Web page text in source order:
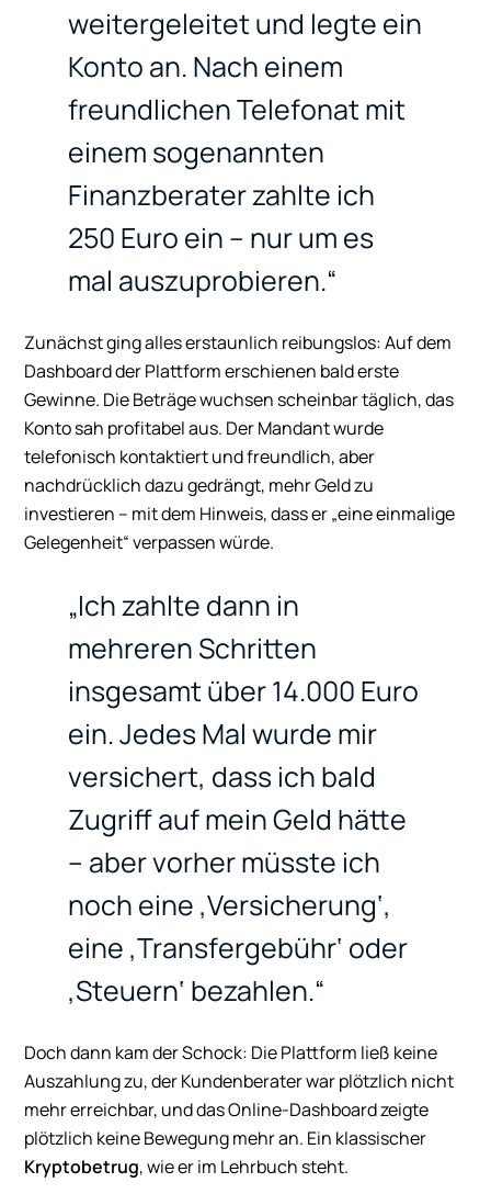
weitergeleitet und legte ein
Konto an. Nach einem
freundlichen Telefonat mit
einem sogenannten
Finanzberater zahlte ich
250 Euro ein – nur um es
mal auszuprobieren.“
Zunächst ging alles erstaunlich reibungslos: Auf dem
Dashboard der Plattform erschienen bald erste
Gewinne. Die Beträge wuchsen scheinbar täglich, das
Konto sah profitabel aus. Der Mandant wurde
telefonisch kontaktiert und freundlich, aber
nachdrücklich dazu gedrängt, mehr Geld zu
investieren – mit dem Hinweis, dass er „eine einmalige
Gelegenheit“ verpassen würde.
„Ich zahlte dann in
mehreren Schritten
insgesamt über 14.000 Euro
ein. Jedes Mal wurde mir
versichert, dass ich bald
Zugriff auf mein Geld hätte
– aber vorher müsste ich
noch eine ‚Versicherung‘,
eine ‚Transfergebühr‘ oder
‚Steuern‘ bezahlen.“
Doch dann kam der Schock: Die Plattform ließ keine
Auszahlung zu, der Kundenberater war plötzlich nicht
mehr erreichbar, und das Online-Dashboard zeigte
plötzlich keine Bewegung mehr an. Ein klassischer
Kryptobetrug, wie er im Lehrbuch steht.